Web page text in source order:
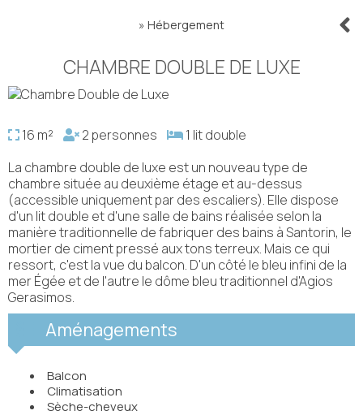
» Hébergement
CHAMBRE DOUBLE DE LUXE
16 m² 2 personnes
1 lit double
La chambre double de luxe est un nouveau type de
chambre située au deuxième étage et au-dessus
(accessible uniquement par des escaliers). Elle dispose
d'un lit double et d'une salle de bains réalisée selon la
manière traditionnelle de fabriquer des bains à Santorin, le
mortier de ciment pressé aux tons terreux. Mais ce qui
ressort, c'est la vue du balcon. D'un côté le bleu infini de la
mer Égée et de l'autre le dôme bleu traditionnel d'Agios
Gerasimos.
Aménagements
Balcon
Climatisation
Sèche-cheveux